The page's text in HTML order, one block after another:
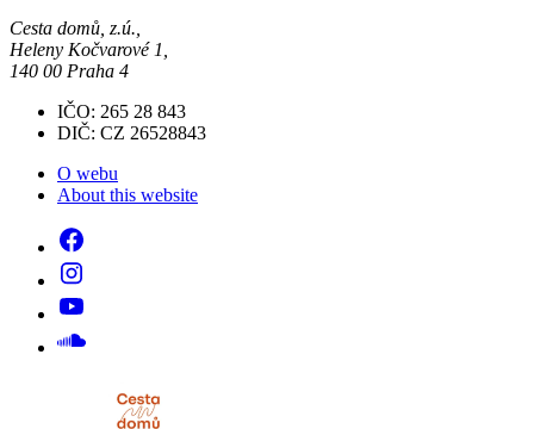
Cesta domů, z.ú.,
Heleny Kočvarové 1,
140 00 Praha 4
IČO: 265 28 843
DIČ: CZ 26528843
O webu
About this website